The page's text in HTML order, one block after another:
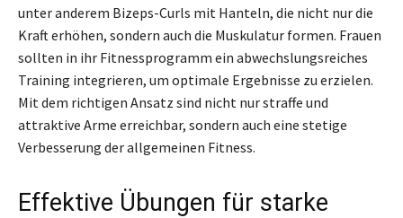
unter anderem Bizeps-Curls mit Hanteln, die nicht nur die
Kraft erhöhen, sondern auch die Muskulatur formen. Frauen
sollten in ihr Fitnessprogramm ein abwechslungsreiches
Training integrieren, um optimale Ergebnisse zu erzielen.
Mit dem richtigen Ansatz sind nicht nur straffe und
attraktive Arme erreichbar, sondern auch eine stetige
Verbesserung der allgemeinen Fitness.
Effektive Übungen für starke